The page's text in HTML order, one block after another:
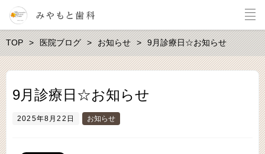
TOP 医院ブログ お知らせ 9月診療日☆お知らせ
9月診療日☆お知らせ
2025年8月22日 お知らせ